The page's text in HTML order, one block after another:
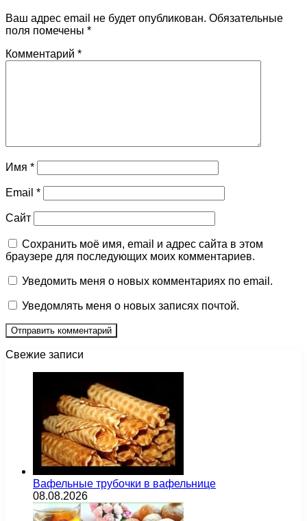
Ваш адрес email не будет опубликован. Обязательные
поля помечены *
Комментарий *
Имя *
Email *
Сайт
Сохранить моё имя, email и адрес сайта в этом
браузере для последующих моих комментариев.
Уведомить меня о новых комментариях по email.
Уведомлять меня о новых записях почтой.
Свежие записи
Вафельные трубочки в вафельнице
08.08.2026